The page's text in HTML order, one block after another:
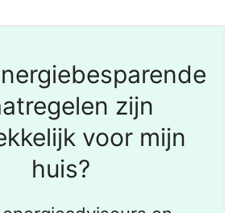
zijn
voor mijn
huis?